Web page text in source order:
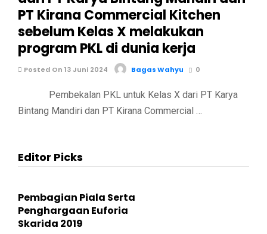
PT Kirana Commercial Kitchen
sebelum Kelas X melakukan
program PKL di dunia kerja
Posted On 13 Juni 2024 Bagas Wahyu 0
Pembekalan PKL untuk Kelas X dari PT Karya
Bintang Mandiri dan PT Kirana Commercial …
Editor Picks
Pembagian Piala Serta
Penghargaan Euforia
Skarida 2019